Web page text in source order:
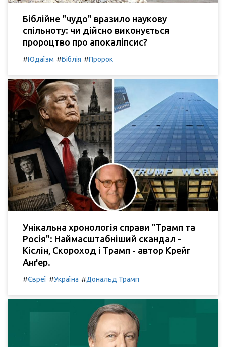
Біблійне "чудо" вразило наукову
спільноту: чи дійсно виконується
пророцтво про апокаліпсис?
#Юдаїзм #Біблія #Пророк
Унікальна хронологія справи "Трамп та
Росія": Наймасштабніший скандал -
Кіслін, Скороход і Трамп - автор Крейг
Анґер.
#Євреї #Україна #Дональд Трамп